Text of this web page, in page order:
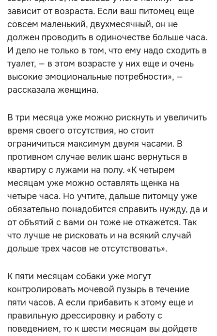
зависит от возраста. Если ваш питомец еще
совсем маленький, двухмесячный, он не
должен проводить в одиночестве больше часа.
И дело не только в том, что ему надо сходить в
туалет, — в этом возрасте у них еще и очень
высокие эмоциональные потребности», —
рассказала женщина.
В три месяца уже можно рискнуть и увеличить
время своего отсутствия, но стоит
ограничиться максимум двумя часами. В
противном случае велик шанс вернуться в
квартиру с лужами на полу. «К четырем
месяцам уже можно оставлять щенка на
четыре часа. Но учтите, дальше питомцу уже
обязательно понадобится справить нужду, да и
от объятий с вами он тоже не откажется. Так
что лучше не рисковать и на всякий случай
дольше трех часов не отсутствовать».
К пяти месяцам собаки уже могут
контролировать мочевой пузырь в течение
пяти часов. А если прибавить к этому еще и
правильную дрессировку и работу с
поведением, то к шести месяцам вы дойдете